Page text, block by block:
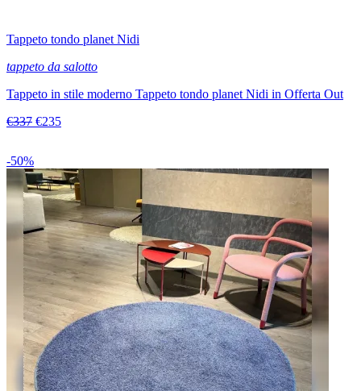
Tappeto tondo planet Nidi
tappeto da salotto
Tappeto in stile moderno Tappeto tondo planet Nidi in Offerta Out
€337 €235
-50%